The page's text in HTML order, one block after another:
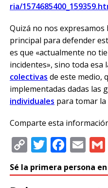
ria/
Quizá no nos
principal para defender
es que «actualmente no
incidentes», sino toda esa
colectivas de este medio,
implementadas dadas las
individuales para tomar la
Comparte esta
C
p
T
it
F
c
E
ai
Sé la primera persona